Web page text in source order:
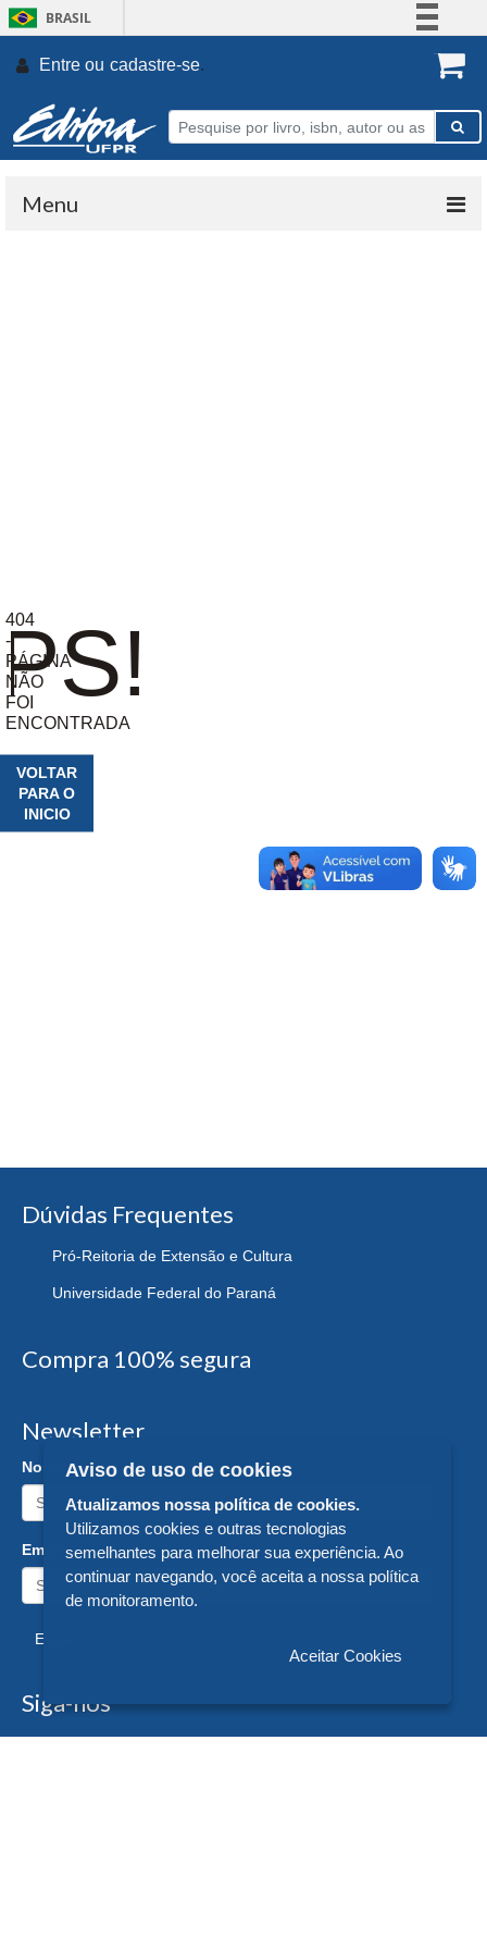
BRASIL
Participe
Entre ou cadastre-se.
Menu
404
-
PÁGINA
NÃO
FOI
ENCONTRADA
VOLTAR
PARA O
INICIO
Dúvidas Frequentes
Pró-Reitoria de Extensão e Cultura
Universidade Federal do Paraná
Compra 100% segura
Newsletter
Nome:
Email:
Enviar
Siga-nos
Aviso de uso de cookies
Atualizamos nossa política de cookies.
Utilizamos cookies e outras tecnologias
semelhantes para melhorar sua experiência. Ao
continuar navegando, você aceita a nossa política
de monitoramento.
Aceitar Cookies